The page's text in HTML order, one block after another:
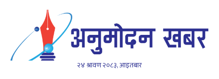
२४ श्रावण २०८३, आइतबार